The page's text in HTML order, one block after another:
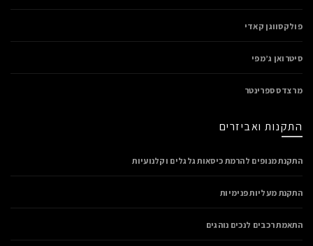
פולקסווגן קאדי
סיטרואן ג’מפי
מרצדס ספרינטר
התקנות ואביזרים
התקנת מנופים להרמת כיסאות גלגלים וקלנועיות
התקנת מעליות פנימיות
התאמת רכבים לנכים נוהגים